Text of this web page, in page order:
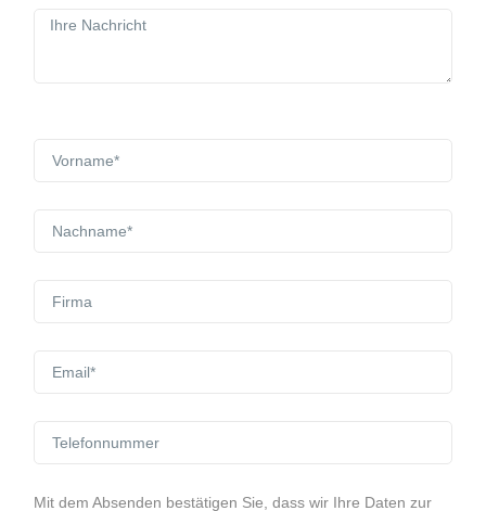
Mit dem Absenden bestätigen Sie, dass wir Ihre Daten zur